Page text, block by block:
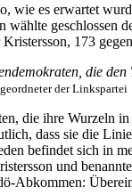
wie es erwartet
wählte geschlossen
173
die
der Linkspartei
die ihre Wurzeln
dass sie die
befindet sich in
und
Abkommen: